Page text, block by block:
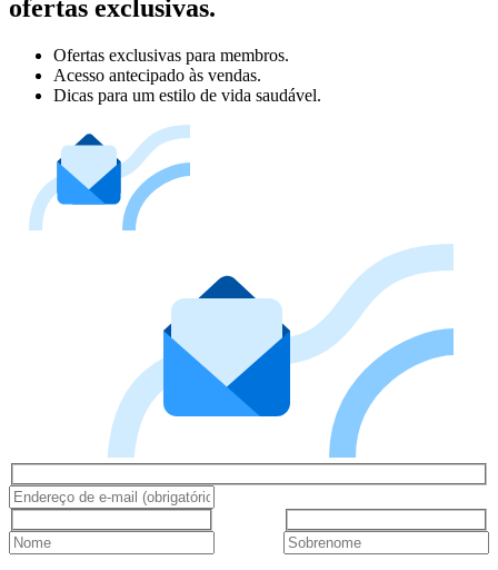
ofertas exclusivas.
Ofertas exclusivas para membros.
Acesso antecipado às vendas.
Dicas para um estilo de vida saudável.